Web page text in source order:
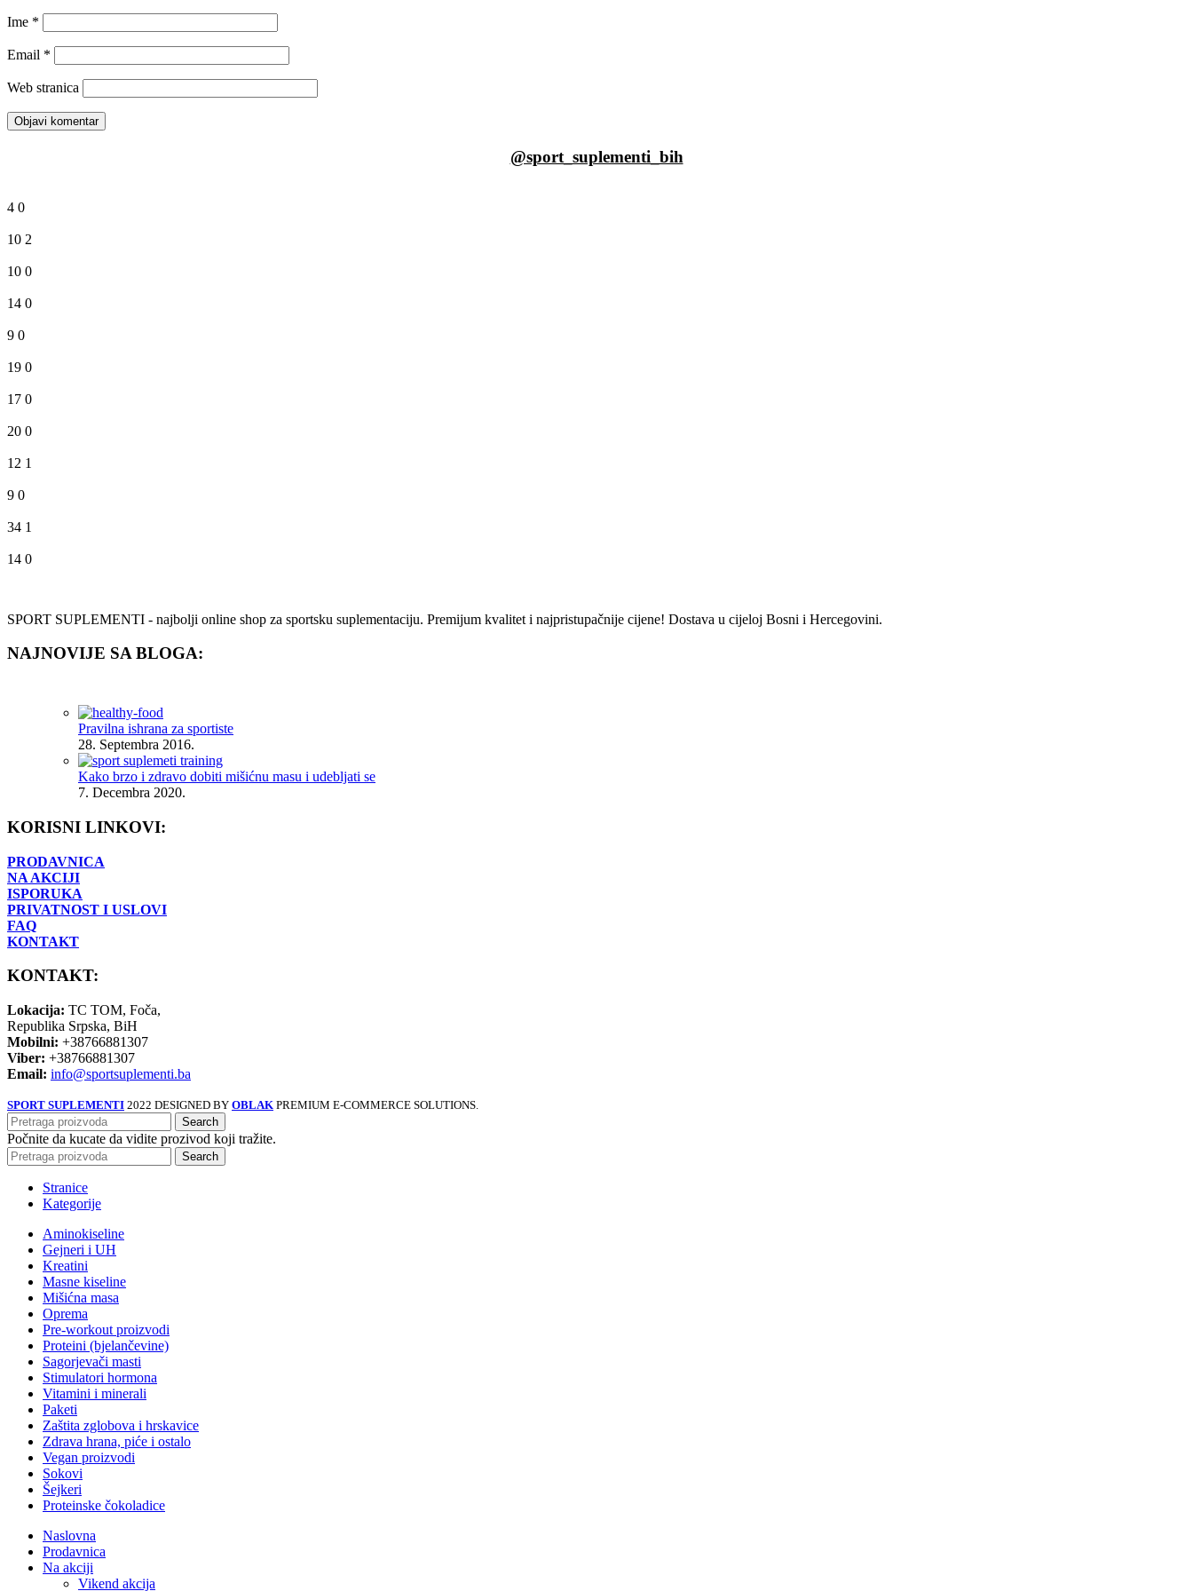
Ime *
Email *
Web stranica
@sport_suplementi_bih
4 0
10 2
10 0
14 0
9 0
19 0
17 0
20 0
12 1
9 0
34 1
14 0
SPORT SUPLEMENTI - najbolji online shop za sportsku suplementaciju. Premijum kvalitet i najpristupačnije cijene! Dostava u cijeloj Bosni i Hercegovini.
NAJNOVIJE SA BLOGA:
Pravilna ishrana za sportiste
28. Septembra 2016.
Kako brzo i zdravo dobiti mišićnu masu i udebljati se
7. Decembra 2020.
KORISNI LINKOVI:
PRODAVNICA
NA AKCIJI
ISPORUKA
PRIVATNOST I USLOVI
FAQ
KONTAKT
KONTAKT:
Lokacija: TC TOM, Foča,
Republika Srpska, BiH
Mobilni: +38766881307
Viber: +38766881307
Email: info@sportsuplementi.ba
SPORT SUPLEMENTI 2022 DESIGNED BY OBLAK PREMIUM E-COMMERCE SOLUTIONS.
Search
Počnite da kucate da vidite prozivod koji tražite.
Search
Stranice
Kategorije
Aminokiseline
Gejneri i UH
Kreatini
Masne kiseline
Mišićna masa
Oprema
Pre-workout proizvodi
Proteini (bjelančevine)
Sagorjevači masti
Stimulatori hormona
Vitamini i minerali
Paketi
Zaštita zglobova i hrskavice
Zdrava hrana, piće i ostalo
Vegan proizvodi
Sokovi
Šejkeri
Proteinske čokoladice
Naslovna
Prodavnica
Na akciji
Vikend akcija